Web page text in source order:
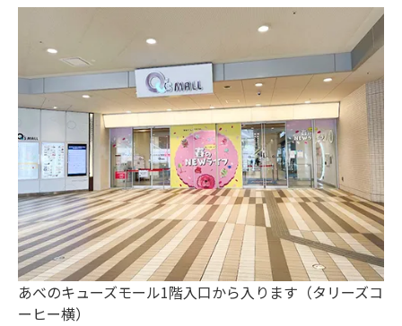
あべのキューズモール1階入口から入ります（タリーズコ
ーヒー横）